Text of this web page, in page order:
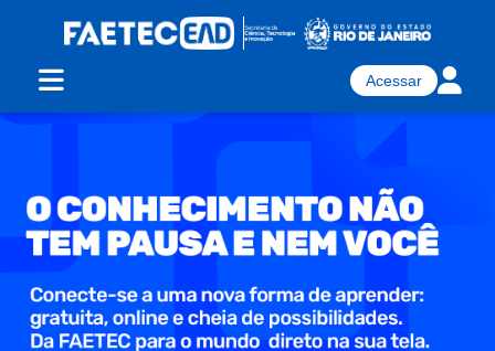
Acessar